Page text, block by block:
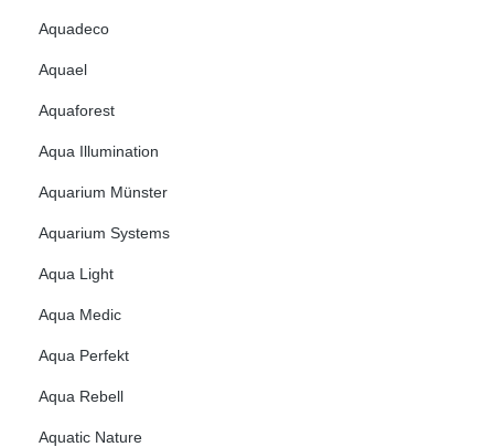
Aquadeco
Aquael
Aquaforest
Aqua Illumination
Aquarium Münster
Aquarium Systems
Aqua Light
Aqua Medic
Aqua Perfekt
Aqua Rebell
Aquatic Nature